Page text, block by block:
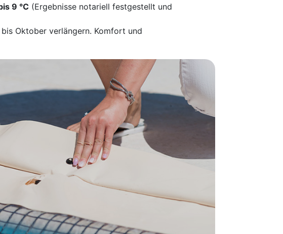
9 °C (Ergebnisse notariell festgestellt und
Oktober verlängern. Komfort und